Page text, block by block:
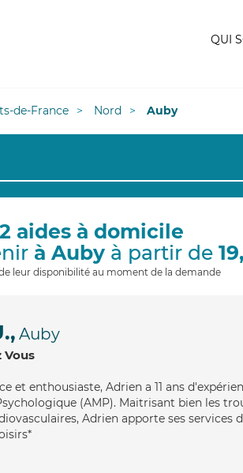
QUI
de-France Nord Auby
aides à domicile
à Aubyà partir de
leur disponibilité au moment de la demande
Auby
Vous
et enthousiaste, Adrien a 11 ans
(AMP). Maitrisant bien les
Adrien apporte ses services